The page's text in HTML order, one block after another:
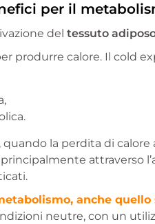
per il
del tessuto
produrre calore. Il cold
la perdita di
principalmente attraverso
anche
neutre, con un